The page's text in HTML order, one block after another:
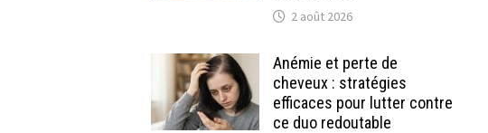
2 août 2026
Anémie et perte de
cheveux : stratégies
efficaces pour lutter contre
ce duo redoutable